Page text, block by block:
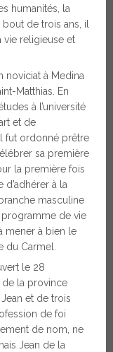
humanités, la
de trois ans, il
vie religieuse et
noviciat à Medina
Matthias. En
à l’université
et de
fut ordonné prêtre
sa première
la première fois
à la
masculine
programme de vie
mener à bien le
du Carmel.
le 28
de la province
et de trois
de foi
de nom, ne
Jean de la